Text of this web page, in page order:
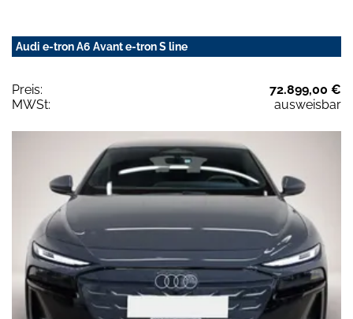
Audi e-tron A6 Avant e-tron S line
Preis:
72.899,00 €
MWSt:
ausweisbar